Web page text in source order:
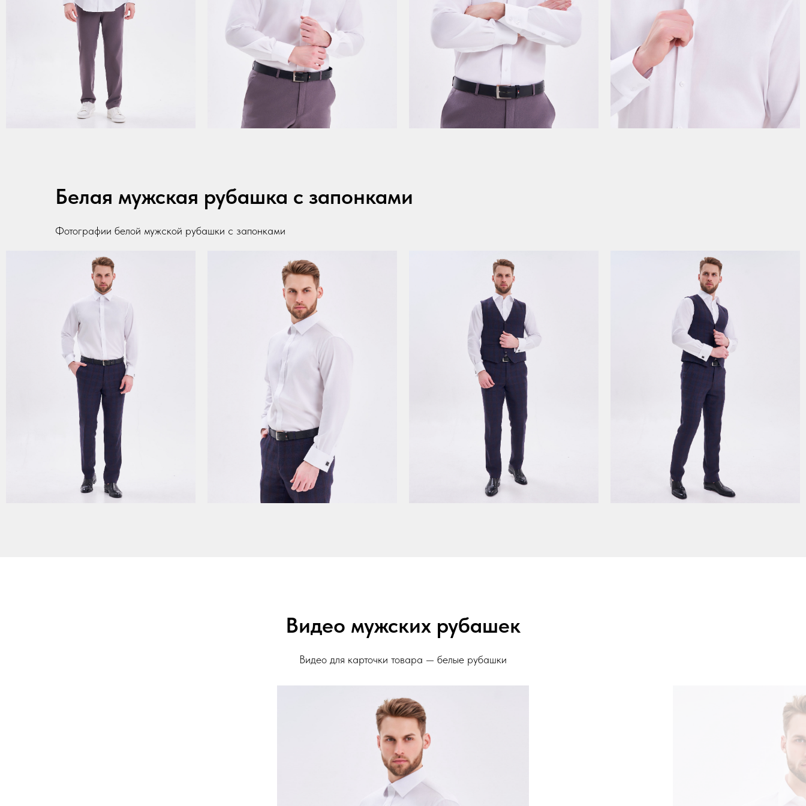
Белая мужская рубашка с запонками
Фотографии белой мужской рубашки с запонками
Видео мужских рубашек
Видео для карточки товара — белые рубашки